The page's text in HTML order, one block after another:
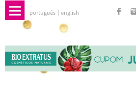
português english